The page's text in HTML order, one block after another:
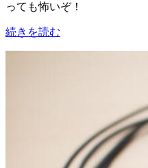
っても怖いぞ！
続きを読む